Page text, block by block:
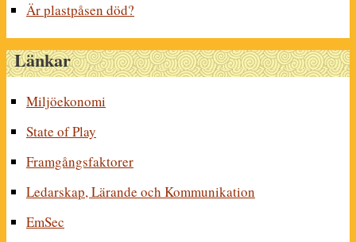
Är plastpåsen död?
Länkar
Miljöekonomi
State of Play
Framgångsfaktorer
Ledarskap, Lärande och Kommunikation
EmSec